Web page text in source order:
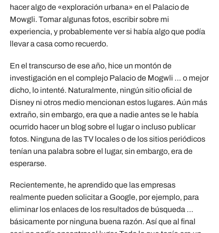
hacer algo de «exploración urbana» en el Palacio de
Mowgli. Tomar algunas fotos, escribir sobre mi
experiencia, y probablemente ver si había algo que podía
llevar a casa como recuerdo.
En el transcurso de ese año, hice un montón de
investigación en el complejo Palacio de Mogwli … o mejor
dicho, lo intenté. Naturalmente, ningún sitio oficial de
Disney ni otros medio mencionan estos lugares. Aún más
extraño, sin embargo, era que a nadie antes se le había
ocurrido hacer un blog sobre el lugar o incluso publicar
fotos. Ninguna de las TV locales o de los sitios periódicos
tenían una palabra sobre el lugar, sin embargo, era de
esperarse.
Recientemente, he aprendido que las empresas
realmente pueden solicitar a Google, por ejemplo, para
eliminar los enlaces de los resultados de búsqueda …
básicamente por ninguna buena razón. Así que al final